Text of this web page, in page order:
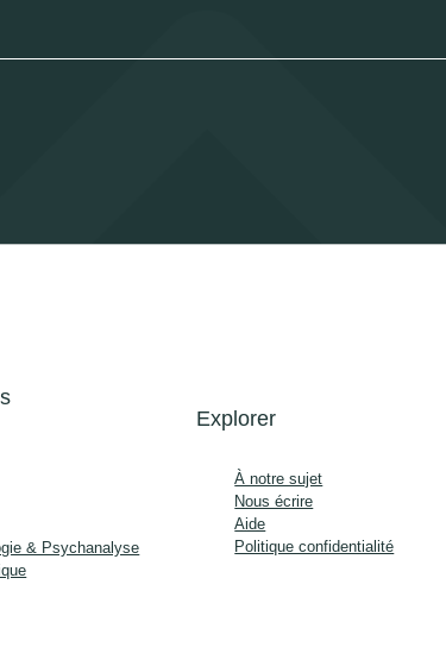
& Psychanalyse
Explorer
À notre sujet
Nous écrire
Aide
Politique confidentialité